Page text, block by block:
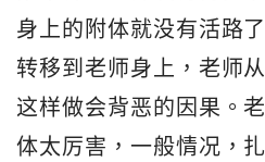
身上的附体就没有活路
转移到老师身上，老师
这样做会背恶的因果。
体太厉害，一般情况，